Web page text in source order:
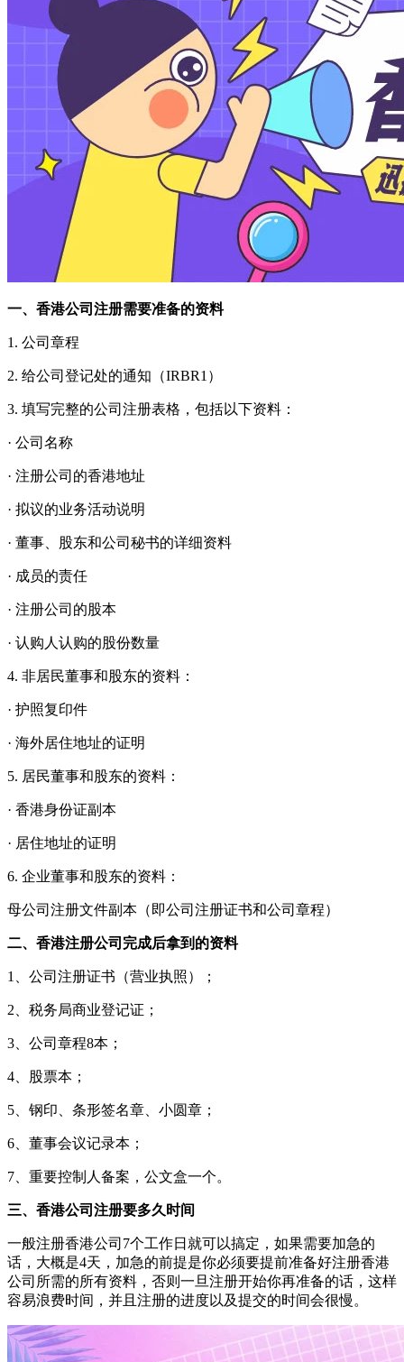
一、 香港公司注册需要准备的资料
1. 公司章程
2. 给公司登记处的通知（IRBR1）
3. 填写完整的公司注册表格，包括以下资料：
· 公司名称
· 注册公司的香港地址
· 拟议的业务活动说明
· 董事、股东和公司秘书的详细资料
· 成员的责任
· 注册公司的股本
· 认购人认购的股份数量
4. 非居民董事和股东的资料：
· 护照复印件
· 海外居住地址的证明
5. 居民董事和股东的资料：
· 香港身份证副本
· 居住地址的证明
6. 企业董事和股东的资料：
母公司注册文件副本（即公司注册证书和公司章程）
二、香港注册公司完成后拿到的资料
1、公司注册证书（营业执照）；
2、税务局商业登记证；
3、公司章程8本；
4、股票本；
5、钢印、条形签名章、小圆章；
6、董事会议记录本；
7、重要控制人备案，公文盒一个。
三、香港公司注册要多久时间
一般注册香港公司7个工作日就可以搞定，如果需要加急的
话，大概是4天，加急的前提是你必须要提前准备好注册香港
公司所需的所有资料，否则一旦注册开始你再准备的话，这样
容易浪费时间，并且注册的进度以及提交的时间会很慢。